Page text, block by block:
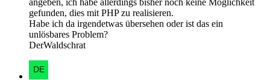
angeben, ich habe allerdings bisher noch keine Möglichkeit
gefunden, dies mit PHP zu realisieren.
Habe ich da irgendetwas übersehen oder ist das ein
unlösbares Problem?
DerWaldschrat